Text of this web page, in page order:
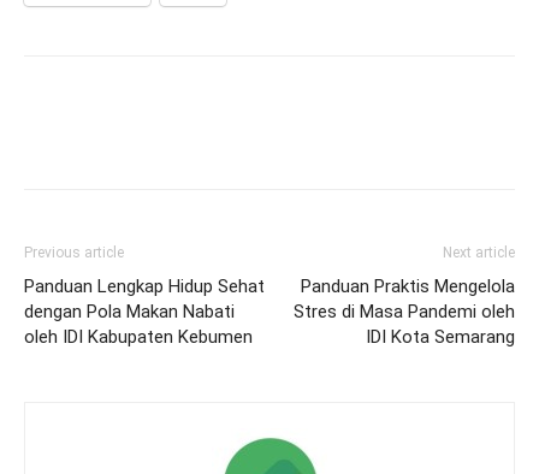
Previous article
Panduan Lengkap Hidup Sehat
dengan Pola Makan Nabati
oleh IDI Kabupaten Kebumen
Next article
Panduan Praktis Mengelola
Stres di Masa Pandemi oleh
IDI Kota Semarang